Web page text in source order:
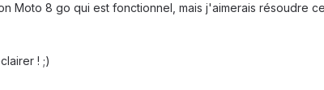
Moto 8 go qui est fonctionnel, mais j'aimerais résoudre
! ;)